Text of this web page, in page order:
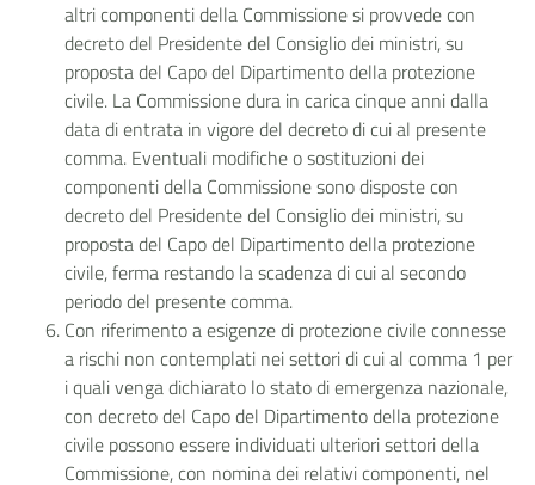
altri componenti della Commissione si provvede con
decreto del Presidente del Consiglio dei ministri, su
proposta del Capo del Dipartimento della protezione
civile. La Commissione dura in carica cinque anni dalla
data di entrata in vigore del decreto di cui al presente
comma. Eventuali modifiche o sostituzioni dei
componenti della Commissione sono disposte con
decreto del Presidente del Consiglio dei ministri, su
proposta del Capo del Dipartimento della protezione
civile, ferma restando la scadenza di cui al secondo
periodo del presente comma.
Con riferimento a esigenze di protezione civile connesse
a rischi non contemplati nei settori di cui al comma 1 per
i quali venga dichiarato lo stato di emergenza nazionale,
con decreto del Capo del Dipartimento della protezione
civile possono essere individuati ulteriori settori della
Commissione, con nomina dei relativi componenti, nel